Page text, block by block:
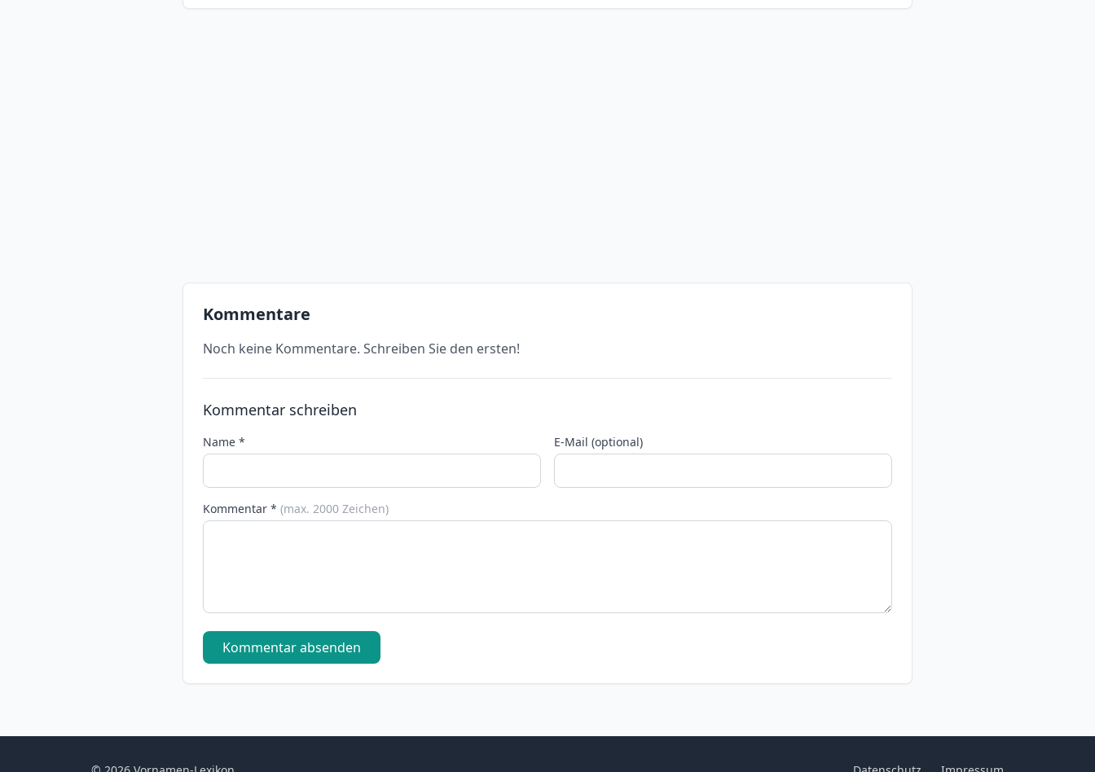
Kommentare
Noch keine Kommentare. Schreiben Sie den ersten!
Kommentar schreiben
Name * E-Mail (optional)
Kommentar * (max. 2000 Zeichen)
Kommentar absenden